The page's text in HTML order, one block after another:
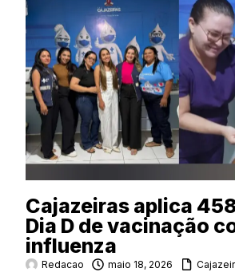
Cajazeiras aplica
Dia D de vacinação
influenza
Redacao maio 18, 2026